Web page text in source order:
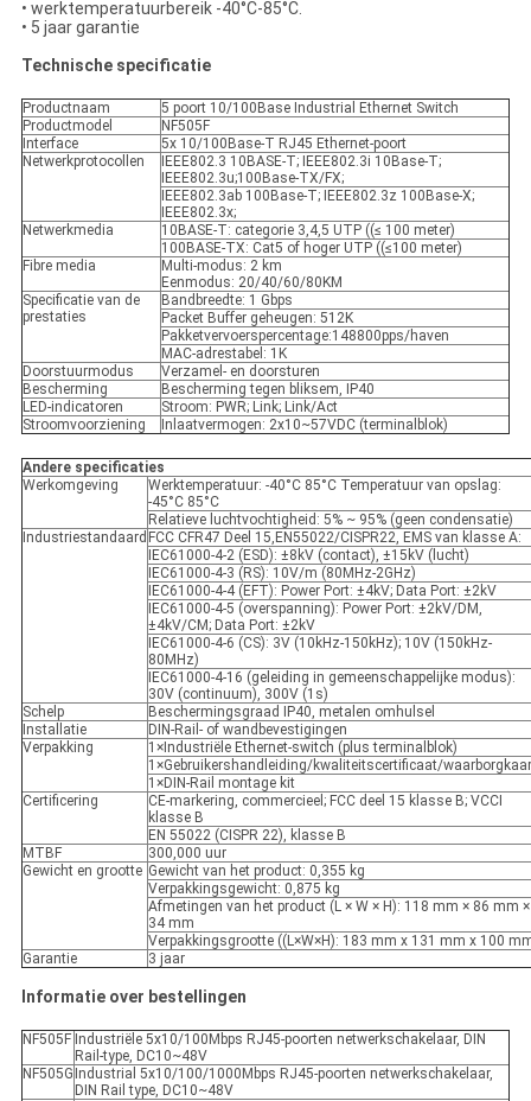
• werktemperatuurbereik -40°C-85°C.
• 5 jaar garantie
Technische specificatie
Productnaam
5 poort 10/100Base Industrial Ethernet Switch
Productmodel
NF505F
Interface
5x 10/100Base-T RJ45 Ethernet-poort
Netwerkprotocollen
IEEE802.3 10BASE-T; IEEE802.3i 10Base-T;
IEEE802.3u;100Base-TX/FX;
IEEE802.3ab 100Base-T; IEEE802.3z 100Base-X;
IEEE802.3x;
Netwerkmedia
10BASE-T: categorie 3,4,5 UTP ((≤ 100 meter)
100BASE-TX: Cat5 of hoger UTP ((≤100 meter)
Fibre media
Multi-modus: 2 km
Eenmodus: 20/40/60/80KM
Specificatie van de
prestaties
Bandbreedte: 1 Gbps
Packet Buffer geheugen: 512K
Pakketvervoerspercentage:148800pps/haven
MAC-adrestabel: 1K
Doorstuurmodus
Verzamel- en doorsturen
Bescherming
Bescherming tegen bliksem, IP40
LED-indicatoren
Stroom: PWR; Link; Link/Act
Stroomvoorziening
Inlaatvermogen: 2x10~57VDC (terminalblok)
Andere specificaties
Werkomgeving
Werktemperatuur: -40°C 85°C Temperatuur van opslag:
-45°C 85°C
Relatieve luchtvochtigheid: 5% ~ 95% (geen condensatie)
Industriestandaard FCC CFR47 Deel 15,EN55022/CISPR22, EMS van klasse A:
IEC61000-4-2 (ESD): ±8kV (contact), ±15kV (lucht)
IEC61000-4-3 (RS): 10V/m (80MHz-2GHz)
IEC61000-4-4 (EFT): Power Port: ±4kV; Data Port: ±2kV
IEC61000-4-5 (overspanning): Power Port: ±2kV/DM,
±4kV/CM; Data Port: ±2kV
IEC61000-4-6 (CS): 3V (10kHz-150kHz); 10V (150kHz-
80MHz)
IEC61000-4-16 (geleiding in gemeenschappelijke modus):
30V (continuum), 300V (1s)
Schelp
Beschermingsgraad IP40, metalen omhulsel
Installatie
DIN-Rail- of wandbevestigingen
Verpakking
1×Industriële Ethernet-switch (plus terminalblok)
1×Gebruikershandleiding/kwaliteitscertificaat/
1×DIN-Rail montage kit
Certificering
CE-markering, commercieel; FCC deel 15 klasse B; VCCI
klasse B
EN 55022 (CISPR 22), klasse B
MTBF
300,000 uur
Gewicht en grootte Gewicht van het product: 0,355 kg
Verpakkingsgewicht: 0,875 kg
Afmetingen van het product (L × W × H): 118 mm × 86 mm ×
34 mm
Verpakkingsgrootte ((L×W×H): 183 mm x 131 mm x 100
Garantie
3 jaar
Informatie over bestellingen
NF505F Industriële 5x10/100Mbps RJ45-poorten netwerkschakelaar, DIN
Rail-type, DC10~48V
NF505G Industrial 5x10/100/1000Mbps RJ45-poorten netwerkschakelaar,
DIN Rail type, DC10~48V